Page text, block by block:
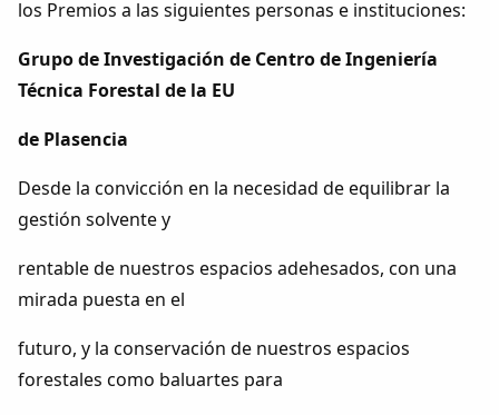
los Premios a las siguientes personas e instituciones:
Grupo de Investigación de Centro de Ingeniería
Técnica Forestal de la EU
de Plasencia
Desde la convicción en la necesidad de equilibrar la
gestión solvente y
rentable de nuestros espacios adehesados, con una
mirada puesta en el
futuro, y la conservación de nuestros espacios
forestales como baluartes para